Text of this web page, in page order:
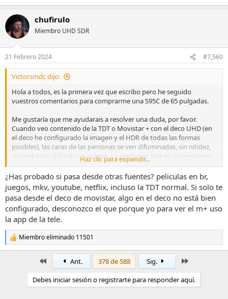
chufirulo
Miembro UHD SDR
21 Febrero 2024 #7,560
Victorsmdc dijo:
Hola a todos, es la primera vez que escribo pero he seguido
vuestros comentarios para comprarme una S95C de 65 pulgadas.
Me gustaría que me ayudarais a resolver una duda, por favor.
Cuando veo contenido de la TDT o Movistar + con el deco UHD (en
el deco he configurado la imagen y el HDR de todas las formas
posibles), las caras de las personas se ven difuminadas, sin nitidez,
sin embargo el fondo se ve bien. La verdad es que es muy molesto.
La configuración de imagen la tengo con los parámetros generales
que ha dado Tocinillo. Pero pasa también en "Estándar" o cualquier
otra. También tengo desactivado el ABSL, pero pasa igual con el
activado.
¿Hay algo que deba de configurar para que se vea bien? ¿Os pasa a
vosotros?
Muchas gracias por vuestra ayuda.
Pd: De momento en modo juego no tengo problemas con la PS5.
Haz clic para expandir...
¿Has probado si pasa desde otras fuentes? peliculas en br,
juegos, mkv, youtube, netflix, incluso la TDT normal. Si solo te
pasa desde el deco de movistar, algo en el deco no está bien
configurado, desconozco el que porque yo para ver el m+ uso
la app de la tele.
R
e
Miembro eliminado 11501
PrimeroAnt. 378 de 588 Sig.
Debes iniciar sesión o registrarte para responder aquí.